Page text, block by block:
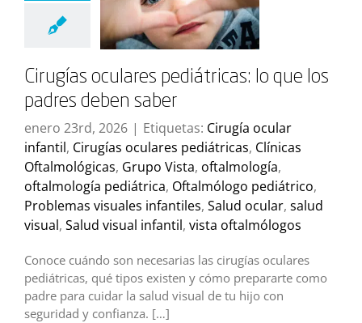
Cirugías oculares pediátricas: lo que los
padres deben saber
enero 23rd, 2026 | Etiquetas: Cirugía ocular
infantil, Cirugías oculares pediátricas, Clínicas
Oftalmológicas, Grupo Vista, oftalmología,
oftalmología pediátrica, Oftalmólogo pediátrico,
Problemas visuales infantiles, Salud ocular, salud
visual, Salud visual infantil, vista oftalmólogos
Conoce cuándo son necesarias las cirugías oculares
pediátricas, qué tipos existen y cómo prepararte como
padre para cuidar la salud visual de tu hijo con
seguridad y confianza. […]